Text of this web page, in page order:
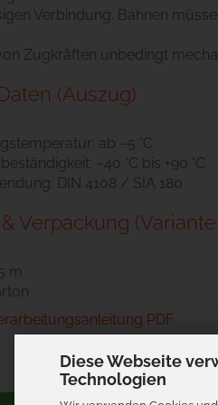
Diese Webseite
Technologien
Verbindung. Bahnen
Zugkräften unbedingt
(Auszug)
ab –5 °C
–40 °C bis +90 °C
DIN 4108 / SIA 180
Verpackung
m
PDF